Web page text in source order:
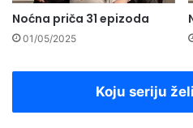
Noćna priča 31 epizoda
01/05/2025
Koju seriju